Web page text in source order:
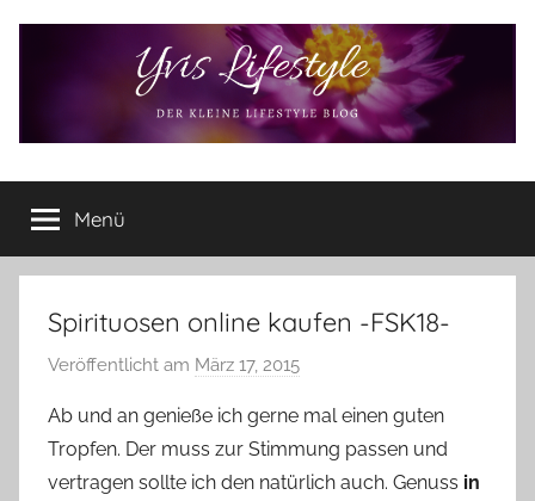
Yvis
Lifestyle
Lifestyle
Blog
–
Lifestyle,
Rezensionen,
Produkttests
vieles
mehr
Menü
Spirituosen online kaufen -FSK18-
Veröffentlicht am März 17, 2015
n
Y
v
Ab und an genieße ich gerne mal einen guten
Tropfen. Der muss zur Stimmung passen und
vertragen sollte ich den natürlich auch. Genuss in